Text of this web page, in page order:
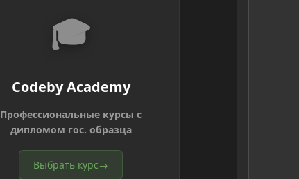
🎓
Codeby Academy
Профессиональные курсы с
дипломом гос. образца
Выбрать курс→